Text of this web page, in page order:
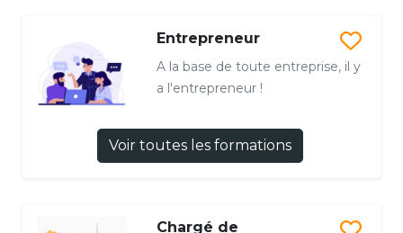
Entrepreneur
A la base de toute entreprise, il y
a l'entrepreneur !
Voir toutes les formations
Chargé de